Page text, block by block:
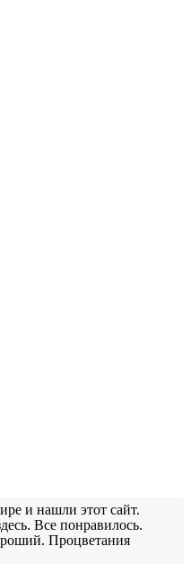
и нашли этот сайт.
Все понравилось.
Процветания